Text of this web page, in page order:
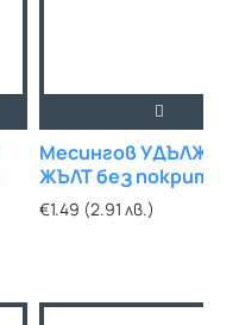
Месингов
ЖЪЛТ без покритие
€1.49 (2.91 лв.)